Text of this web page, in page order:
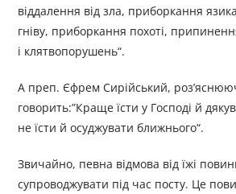
віддалення від зла, приборкання
гніву, приборкання похоті,
і клятвопорушень“.
А преп. Єфрем Сирійський,
говорить:”Краще їсти у Господі й
не їсти й осуджувати ближнього“.
Звичайно, певна відмова від їжі
супроводжувати під час посту. Це